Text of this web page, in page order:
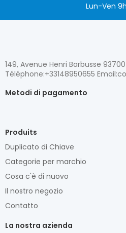
Lun-Ven
149, Avenue Henri Barbusse
Téléphone:+33148950655
Metodi di pagamento
Produits
Duplicato di Chiave
Categorie per marchio
Cosa c'è di nuovo
Il nostro negozio
Contatto
La nostra azienda